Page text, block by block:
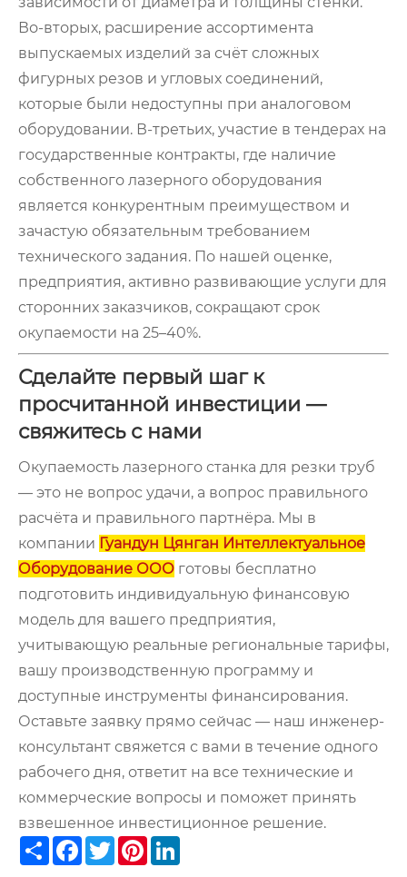
Во-вторых, расширение ассортимента
выпускаемых изделий за счёт сложных
фигурных резов и угловых соединений,
которые были недоступны при аналоговом
оборудовании. В-третьих, участие в тендерах на
государственные контракты, где наличие
собственного лазерного оборудования
является конкурентным преимуществом и
зачастую обязательным требованием
технического задания. По нашей оценке,
предприятия, активно развивающие услуги для
сторонних заказчиков, сокращают срок
окупаемости на 25–40%.
Сделайте первый шаг к
просчитанной инвестиции —
свяжитесь с нами
Окупаемость лазерного станка для резки труб
— это не вопрос удачи, а вопрос правильного
расчёта и правильного партнёра. Мы в
компании Гуандун Цянган Интеллектуальное
Оборудование ООО готовы бесплатно
подготовить индивидуальную финансовую
модель для вашего предприятия,
учитывающую реальные региональные тарифы,
вашу производственную программу и
доступные инструменты финансирования.
Оставьте заявку прямо сейчас — наш инженер-
консультант свяжется с вами в течение одного
рабочего дня, ответит на все технические и
коммерческие вопросы и поможет принять
взвешенное инвестиционное решение.
ShareFacebookTwitterPinterest